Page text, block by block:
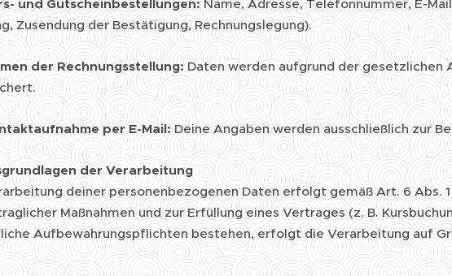
und Gutscheinbestellungen: Name, Adresse, Telefonnummer, E-
Zusendung der Bestätigung, Rechnungslegung).
der Rechnungsstellung: Daten werden aufgrund der gesetzlichen
per E-Mail: Deine Angaben werden ausschließlich zur
der Verarbeitung
deiner personenbezogenen Daten erfolgt gemäß Art. 6 Abs.
Maßnahmen und zur Erfüllung eines Vertrages (z. B.
Aufbewahrungspflichten bestehen, erfolgt die Verarbeitung auf